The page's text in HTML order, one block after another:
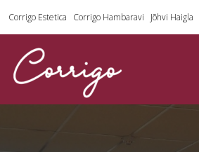
Corrigo Estetica Corrigo Hambaravi Jõhvi Haigla